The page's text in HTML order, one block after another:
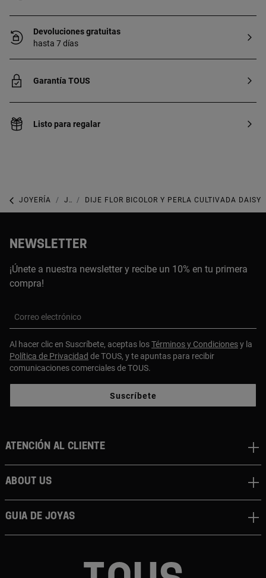
Devoluciones gratuitas
hasta 7 días
Garantía TOUS
Listo para regalar
JOYERÍA JOYAS CON PERLAS DIJE FLOR BICOLOR Y PERLA CULTIVADA DAISY
NEWSLETTER
¡Únete a nuestra newsletter y recibe un 10% en tu primera
compra!
Correo electrónico
Al hacer clic en Suscríbete, aceptas losTérminos y Condicionesy la
Política de Privacidad de TOUS, y te apuntas para recibir
comunicaciones comerciales de TOUS.
Suscríbete
Atención al cliente
About us
Guia de joyas